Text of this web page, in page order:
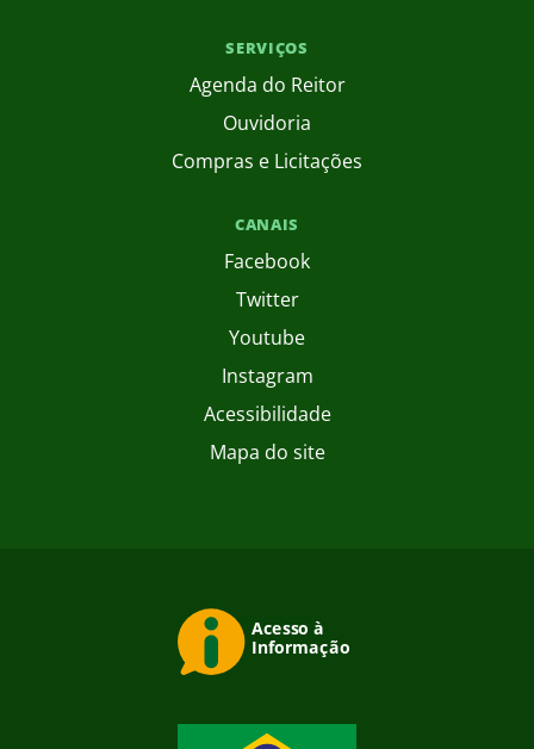
SERVIÇOS
Agenda do Reitor
Ouvidoria
Compras e Licitações
CANAIS
Facebook
Twitter
Youtube
Instagram
Acessibilidade
Mapa do site